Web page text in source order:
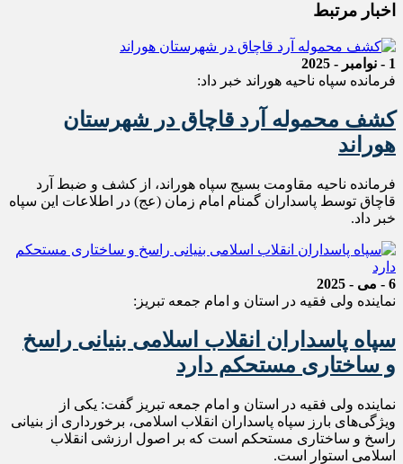
اخبار مرتبط
1 - نوامبر - 2025
فرمانده سپاه ناحیه هوراند خبر داد:
کشف محموله آرد قاچاق در شهرستان
هوراند
فرمانده ناحیه مقاومت بسیج سپاه هوراند، از کشف و ضبط آرد
قاچاق توسط پاسداران گمنام امام زمان (عج) در اطلاعات این سپاه
خبر داد.
6 - می - 2025
نماینده ولی فقیه در استان و امام جمعه تبریز:
سپاه پاسداران انقلاب اسلامی بنیانی راسخ
و ساختاری مستحکم دارد
نماینده ولی فقیه در استان و امام جمعه تبریز گفت: یکی از
ویژگی‌های بارز سپاه پاسداران انقلاب اسلامی، برخورداری از بنیانی
راسخ و ساختاری مستحکم است که بر اصول ارزشی انقلاب
اسلامی استوار است.